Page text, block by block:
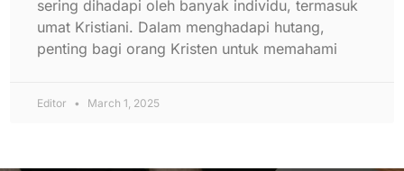
sering dihadapi oleh banyak individu, termasuk
umat Kristiani. Dalam menghadapi hutang,
penting bagi orang Kristen untuk memahami
Editor March 1, 2025